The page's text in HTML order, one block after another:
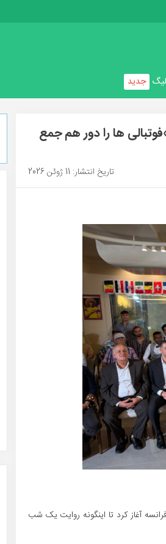
جدید
ها را دور هم جمع
تاریخ انتشار: 11 ژوئن 2026
جام جهانی 1986 و بازی بزرگ برزیل و فرانسه آغاز کرد تا اینگونه روایت یک شب